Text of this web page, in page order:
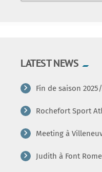
LATEST NEWS
Fin de saison
Rochefort Sport
Meeting à
Judith à Font